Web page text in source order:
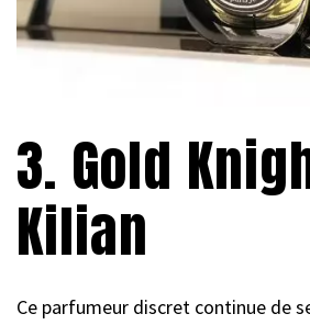
3. Gold
Kilian
Ce parfumeur discret continue de